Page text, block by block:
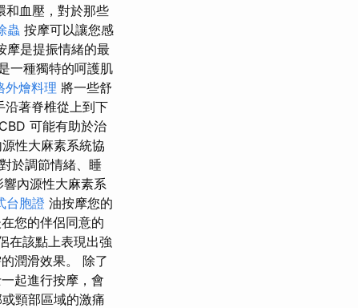
和血壓，對於那些
蟲 按摩可以讓您感
摩是提振情緒的最
一種獨特的呵護肌
外燴料理 將一些舒
沿著脊椎從上到下
CBD 可能有助於治
性大麻素系統協
對於調節情緒、睡
響內源性大麻素系
台胞證 油按摩您的
您的伴侶同意的
在該點上表現出強
潤滑效果。 除了
起進行按摩，會
頸部區域的激痛